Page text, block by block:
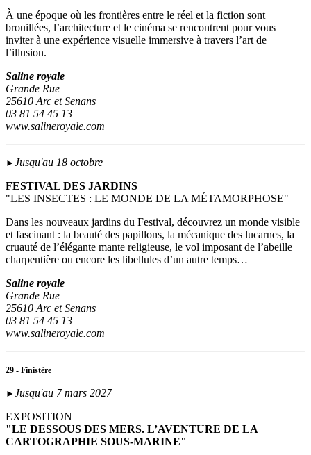
À une époque où les frontières entre le réel et la fiction sont
brouillées, l’architecture et le cinéma se rencontrent pour vous
inviter à une expérience visuelle immersive à travers l’art de
l’illusion.
Saline royale
Grande Rue
25610 Arc et Senans
03 81 54 45 13
www.salineroyale.com
► Jusqu'au 18 octobre
FESTIVAL DES JARDINS
"LES INSECTES : LE MONDE DE LA MÉTAMORPHOSE"
Dans les nouveaux jardins du Festival, découvrez un monde visible
et fascinant : la beauté des papillons, la mécanique des lucarnes, la
cruauté de l’élégante mante religieuse, le vol imposant de l’abeille
charpentière ou encore les libellules d’un autre temps…
Saline royale
Grande Rue
25610 Arc et Senans
03 81 54 45 13
www.salineroyale.com
29 - Finistère
► Jusqu'au 7 mars 2027
EXPOSITION
"LE DESSOUS DES MERS. L’AVENTURE DE LA
CARTOGRAPHIE SOUS-MARINE"